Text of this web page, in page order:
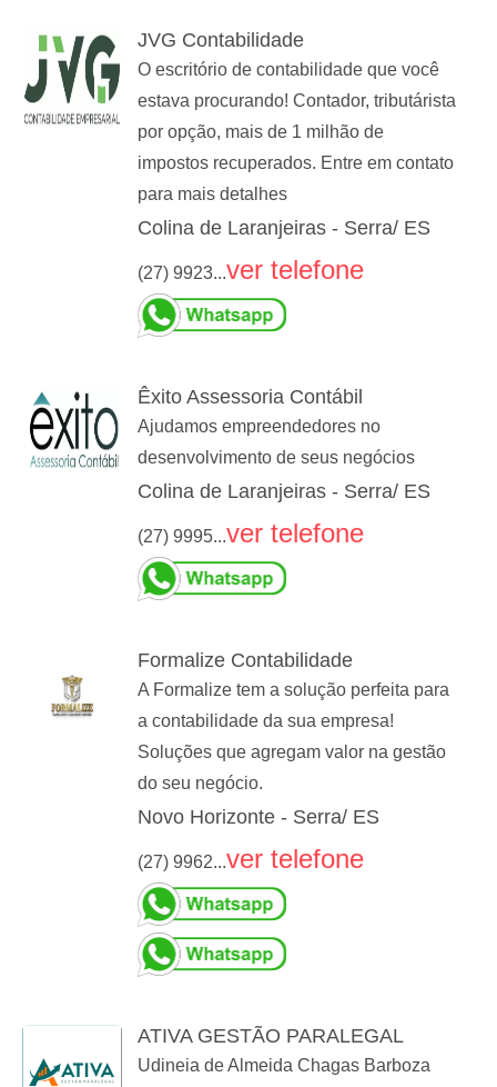
JVG Contabilidade
O escritório de contabilidade que você
estava procurando! Contador, tributárista
por opção, mais de 1 milhão de
impostos recuperados. Entre em contato
para mais detalhes
Colina de Laranjeiras - Serra/ ES
(27) 9923...ver telefone
Êxito Assessoria Contábil
Ajudamos empreendedores no
desenvolvimento de seus negócios
Colina de Laranjeiras - Serra/ ES
(27) 9995...ver telefone
Formalize Contabilidade
A Formalize tem a solução perfeita para
a contabilidade da sua empresa!
Soluções que agregam valor na gestão
do seu negócio.
Novo Horizonte - Serra/ ES
(27) 9962...ver telefone
ATIVA GESTÃO PARALEGAL
Udineia de Almeida Chagas Barboza